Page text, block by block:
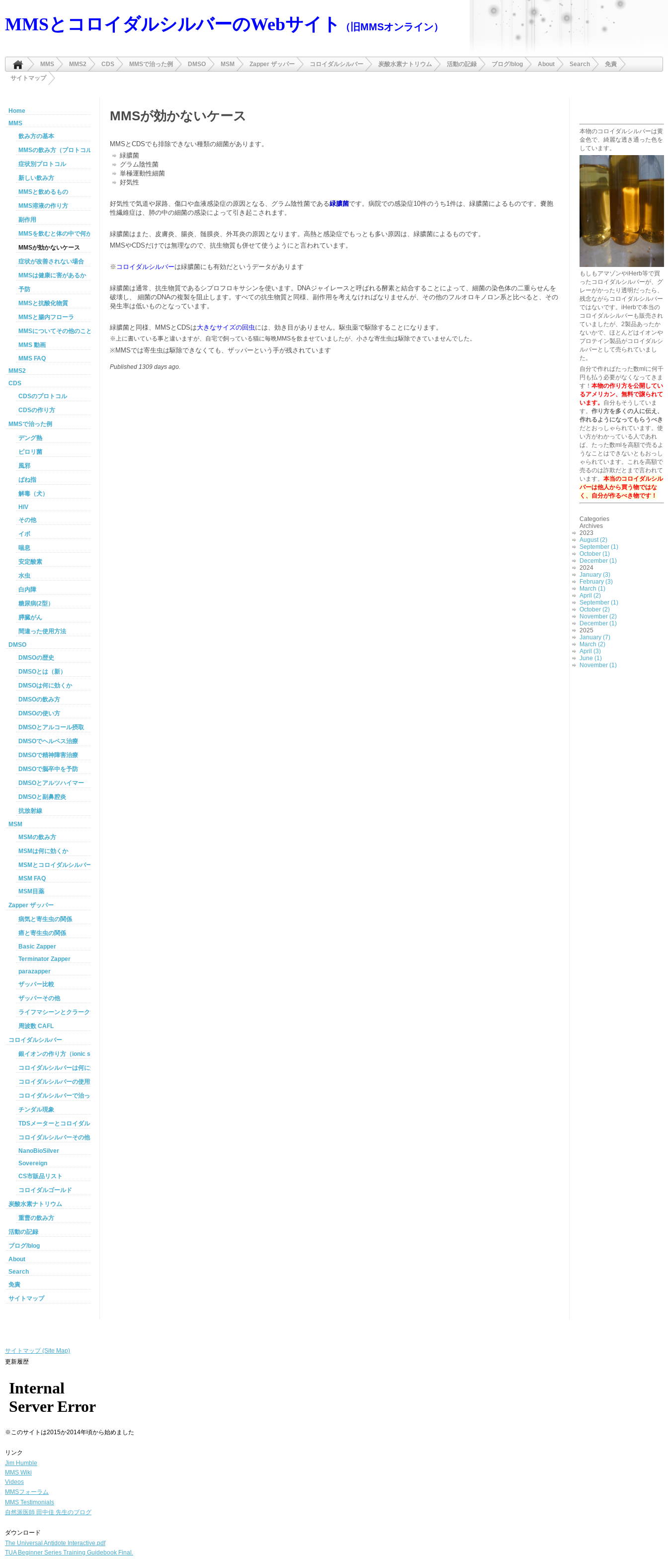
MMSとコロイダルシルバーのWebサイト （旧MMSオンライン）
MMS MMS2 CDS MMSで治った例 DMSO MSM Zapper ザッパー コロイダルシルバー 炭酸水素ナトリウム 活動の記録 ブログ/blog About Search
免責
サイトマップ
MMSが効かないケース
MMSとCDSでも排除できない種類の細菌があります。
緑膿菌
グラム陰性菌
単極運動性細菌
好気性
好気性で気道や尿路、傷口や血液感染症の原因となる、グラム陰性菌である緑膿菌です。病院での感染症10件のうち1件は、緑膿菌によるものです。嚢胞
性繊維症は、肺の中の細菌の感染によって引き起こされます。
緑膿菌はまた、皮膚炎、腸炎、髄膜炎、外耳炎の原因となります。高熱と感染症でもっとも多い原因は、緑膿菌によるものです。
MMSやCDSだけでは無理なので、抗生物質も併せて使うようにと言われています。
※ コロイダルシルバーは緑膿菌にも有効だというデータがあります
緑膿菌は通常、抗生物質であるシプロフロキサシンを使います。DNAジャイレースと呼ばれる酵素と結合することによって、細菌の染色体の二重らせんを
破壊し、 細菌のDNAの複製を阻止します。すべての抗生物質と同様、副作用を考えなければなりませんが、その他のフルオロキノロン系と比べると、その
発生率は低いものとなっています。
緑膿菌と同様、MMSとCDSは大きなサイズの回虫には、効き目がありません。駆虫薬で駆除することになります。
※上に書いている事と違いますが、自宅で飼っている猫に毎晩MMSを飲ませていましたが、小さな寄生虫は駆除できていませんでした。
※MMSでは寄生虫は駆除できなくても、ザッパーという手が残されています
Published 1309 days ago.
Home
MMS
飲み方の基本
MMSの飲み方（プロトコル）
症状別プロトコル
新しい飲み方
MMSと飲めるもの
MMS溶液の作り方
副作用
MMSを飲むと体の中で何が起こるか
MMSが効かないケース
症状が改善されない場合
MMSは健康に害があるか
予防
MMSと抗酸化物質
MMSと腸内フローラ
MMSについてその他のこと
MMS 動画
MMS FAQ
MMS2
CDS
CDSのプロトコル
CDSの作り方
MMSで治った例
デング熱
ピロリ菌
風邪
ばね指
解毒（犬）
HIV
その他
イボ
喘息
安定酸素
水虫
白内障
糖尿病(2型）
膵臓がん
間違った使用方法
DMSO
DMSOの歴史
DMSOとは（新）
DMSOは何に効くか
DMSOの飲み方
DMSOの使い方
DMSOとアルコール摂取
DMSOでヘルペス治療
DMSOで精神障害治療
DMSOで脳卒中を予防
DMSOとアルツハイマー
DMSOと副鼻腔炎
抗放射線
MSM
MSMの飲み方
MSMは何に効くか
MSMとコロイダルシルバーを使った癌プロトコル
MSM FAQ
MSM目薬
Zapper ザッパー
病気と寄生虫の関係
癌と寄生虫の関係
Basic Zapper
Terminator Zapper
parazapper
ザッパー比較
ザッパーその他
ライフマシーンとクラークザッパーの違い
周波数 CAFL
コロイダルシルバー
銀イオンの作り方（ionic silver ）
コロイダルシルバーは何に効くのか
コロイダルシルバーの使用方法
コロイダルシルバーで治った例
チンダル現象
TDSメーターとコロイダルシルバー
コロイダルシルバーその他
NanoBioSilver
Sovereign
CS市販品リスト
コロイダルゴールド
炭酸水素ナトリウム
重曹の飲み方
活動の記録
ブログ/blog
About
Search
免責
サイトマップ
本物のコロイダルシルバーは黄
金色で、綺麗な透き通った色を
しています。
もしもアマゾンやiHerb等で買
ったコロイダルシルバーが、グ
レーがかったり透明だったら、
残念ながらコロイダルシルバー
ではないです。iHerbで本当の
コロイダルシルバーも販売され
ていましたが、2製品あったか
ないかで、ほとんどはイオンや
プロテイン製品がコロイダルシ
ルバーとして売られていまし
た。
自分で作ればたった数mlに何千
円も払う必要がなくなってきま
す！ 本物の作り方を公開してい
るアメリカン、無料で譲られて
います。 自分もそうしていま
す。 作り方を多くの人に伝え、
作れるようになってもらうべき
だとおっしゃられています。使
い方がわかっている人であれ
ば、たった数mlを高額で売るよ
うなことはできないともおっし
ゃられています。これを高額で
売るのは詐欺だとまで言われて
います。 本当のコロイダルシル
バーは他人から買う物ではな
く、自分が作るべき物です！
Categories
Archives
2023
August (2)
September (1)
October (1)
December (1)
2024
January (3)
February (3)
March (1)
April (2)
September (1)
October (2)
November (2)
December (1)
2025
January (7)
March (2)
April (3)
June (1)
November (1)
サイトマップ (Site Map)
更新履歴
※このサイトは2015か2014年頃から始めました
リンク
Jim Humble
MMS Wiki
Videos
MMSフォーラム
MMS Testimonials
自然派医師 田中佳 先生のブログ
ダウンロード
The Universal Antidote Interactive.pdf
TUA Beginner Series Training Guidebook Final.